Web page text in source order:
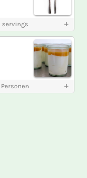
servings
Personen